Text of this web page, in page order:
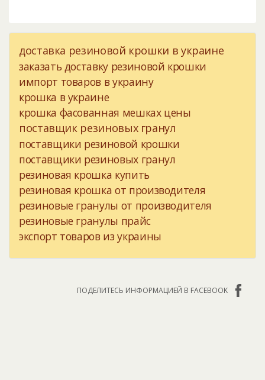
доставка резиновой крошки в украине
заказать доставку резиновой крошки
импорт товаров в украину
крошка в украине
крошка фасованная мешках цены
поставщик резиновых гранул
поставщики резиновой крошки
поставщики резиновых гранул
резиновая крошка купить
резиновая крошка от производителя
резиновые гранулы от производителя
резиновые гранулы прайс
экспорт товаров из украины
ПОДЕЛИТЕСЬ ИНФОРМАЦИЕЙ В FACEBOOK